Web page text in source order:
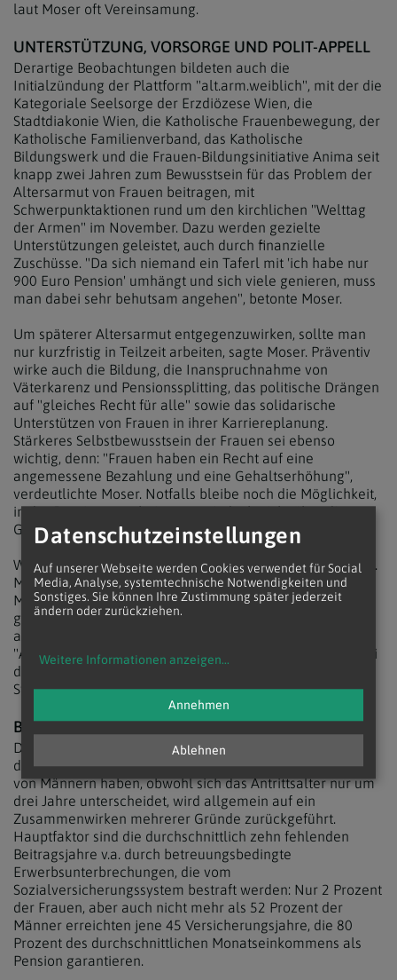
laut Moser oft Vereinsamung.
UNTERSTÜTZUNG, VORSORGE UND POLIT-APPELL
Derartige Beobachtungen bildeten auch die
Initialzündung der Plattform "alt.arm.weiblich", mit der die
Kategoriale Seelsorge der Erzdiözese Wien, die
Stadtdiakonie Wien, die Katholische Frauenbewegung, der
Katholische Familienverband, das Katholische
Bildungswerk und die Frauen-Bildungsinitiative Anima seit
knapp zwei Jahren zum Bewusstsein für das Problem der
Altersarmut von Frauen beitragen, mit
Schwerpunktaktionen rund um den kirchlichen "Welttag
der Armen" im November. Dazu werden gezielte
Unterstützungen geleistet, auch durch finanzielle
Zuschüsse. "Da sich niemand ein Taferl mit 'ich habe nur
900 Euro Pension' umhängt und sich viele genieren, muss
man dabei sehr behutsam angehen", betonte Moser.
Um späterer Altersarmut entgegenzuwirken, sollte man
nur kurzfristig in Teilzeit arbeiten, sagte Moser. Präventiv
wirke auch die Bildung, die Inanspruchnahme von
Väterkarenz und Pensionssplitting, das politische Drängen
auf "gleiches Recht für alle" sowie das solidarische
Unterstützen von Frauen in ihrer Karriereplanung.
Stärkeres Selbstbewusstsein der Frauen sei ebenso
wichtig, denn: "Frauen haben ein Recht auf eine
angemessene Bezahlung und eine Gehaltserhöhung",
verdeutlichte Moser. Notfalls bleibe noch die Möglichkeit,
in der Pension zu arbeiten, was jedoch nicht über die
Geringfügigkeitsgrenze hinaus gehen dürfe.
Wichtig seien jedoch freilich auch politische Maßnahmen.
Mosers Wunsch an die nächste Regierung: Bestehende
Möglichkeiten einer gleichberechtigten Partnerschaft
gelte es auszubauen und zu bewerben, vor allem aber
auch die Erziehungszeiten besser zu honorieren, denn:
"Als Frau wird man bestraft, wenn man mehrere Jahre bei
den Kindern zuhause geblieben ist - auch wenn man dem
Staat dabei Kosten erspart".
BESTRAFENDES SYSTEM UND LOHNSCHERE
Dass Frauen bei neu zuerkannten Alterspensionen
durchschnittlich einen Rückstand von 43 Prozent auf jene
von Männern haben, obwohl sich das Antrittsalter nur um
drei Jahre unterscheidet, wird allgemein auf ein
Zusammenwirken mehrerer Gründe zurückgeführt.
Hauptfaktor sind die durchschnittlich zehn fehlenden
Beitragsjahre v.a. durch betreuungsbedingte
Erwerbsunterbrechungen, die vom
Sozialversicherungssystem bestraft werden: Nur 2 Prozent
der Frauen, aber auch nicht mehr als 52 Prozent der
Männer erreichten jene 45 Versicherungsjahre, die 80
Prozent des durchschnittlichen Monatseinkommens als
Pension garantieren.
Datenschutzeinstellungen
Auf unserer Webseite werden Cookies verwendet für Social
Media, Analyse, systemtechnische Notwendigkeiten und
Sonstiges. Sie können Ihre Zustimmung später jederzeit
ändern oder zurückziehen.
Weitere Informationen anzeigen...
Ablehnen
Annehmen